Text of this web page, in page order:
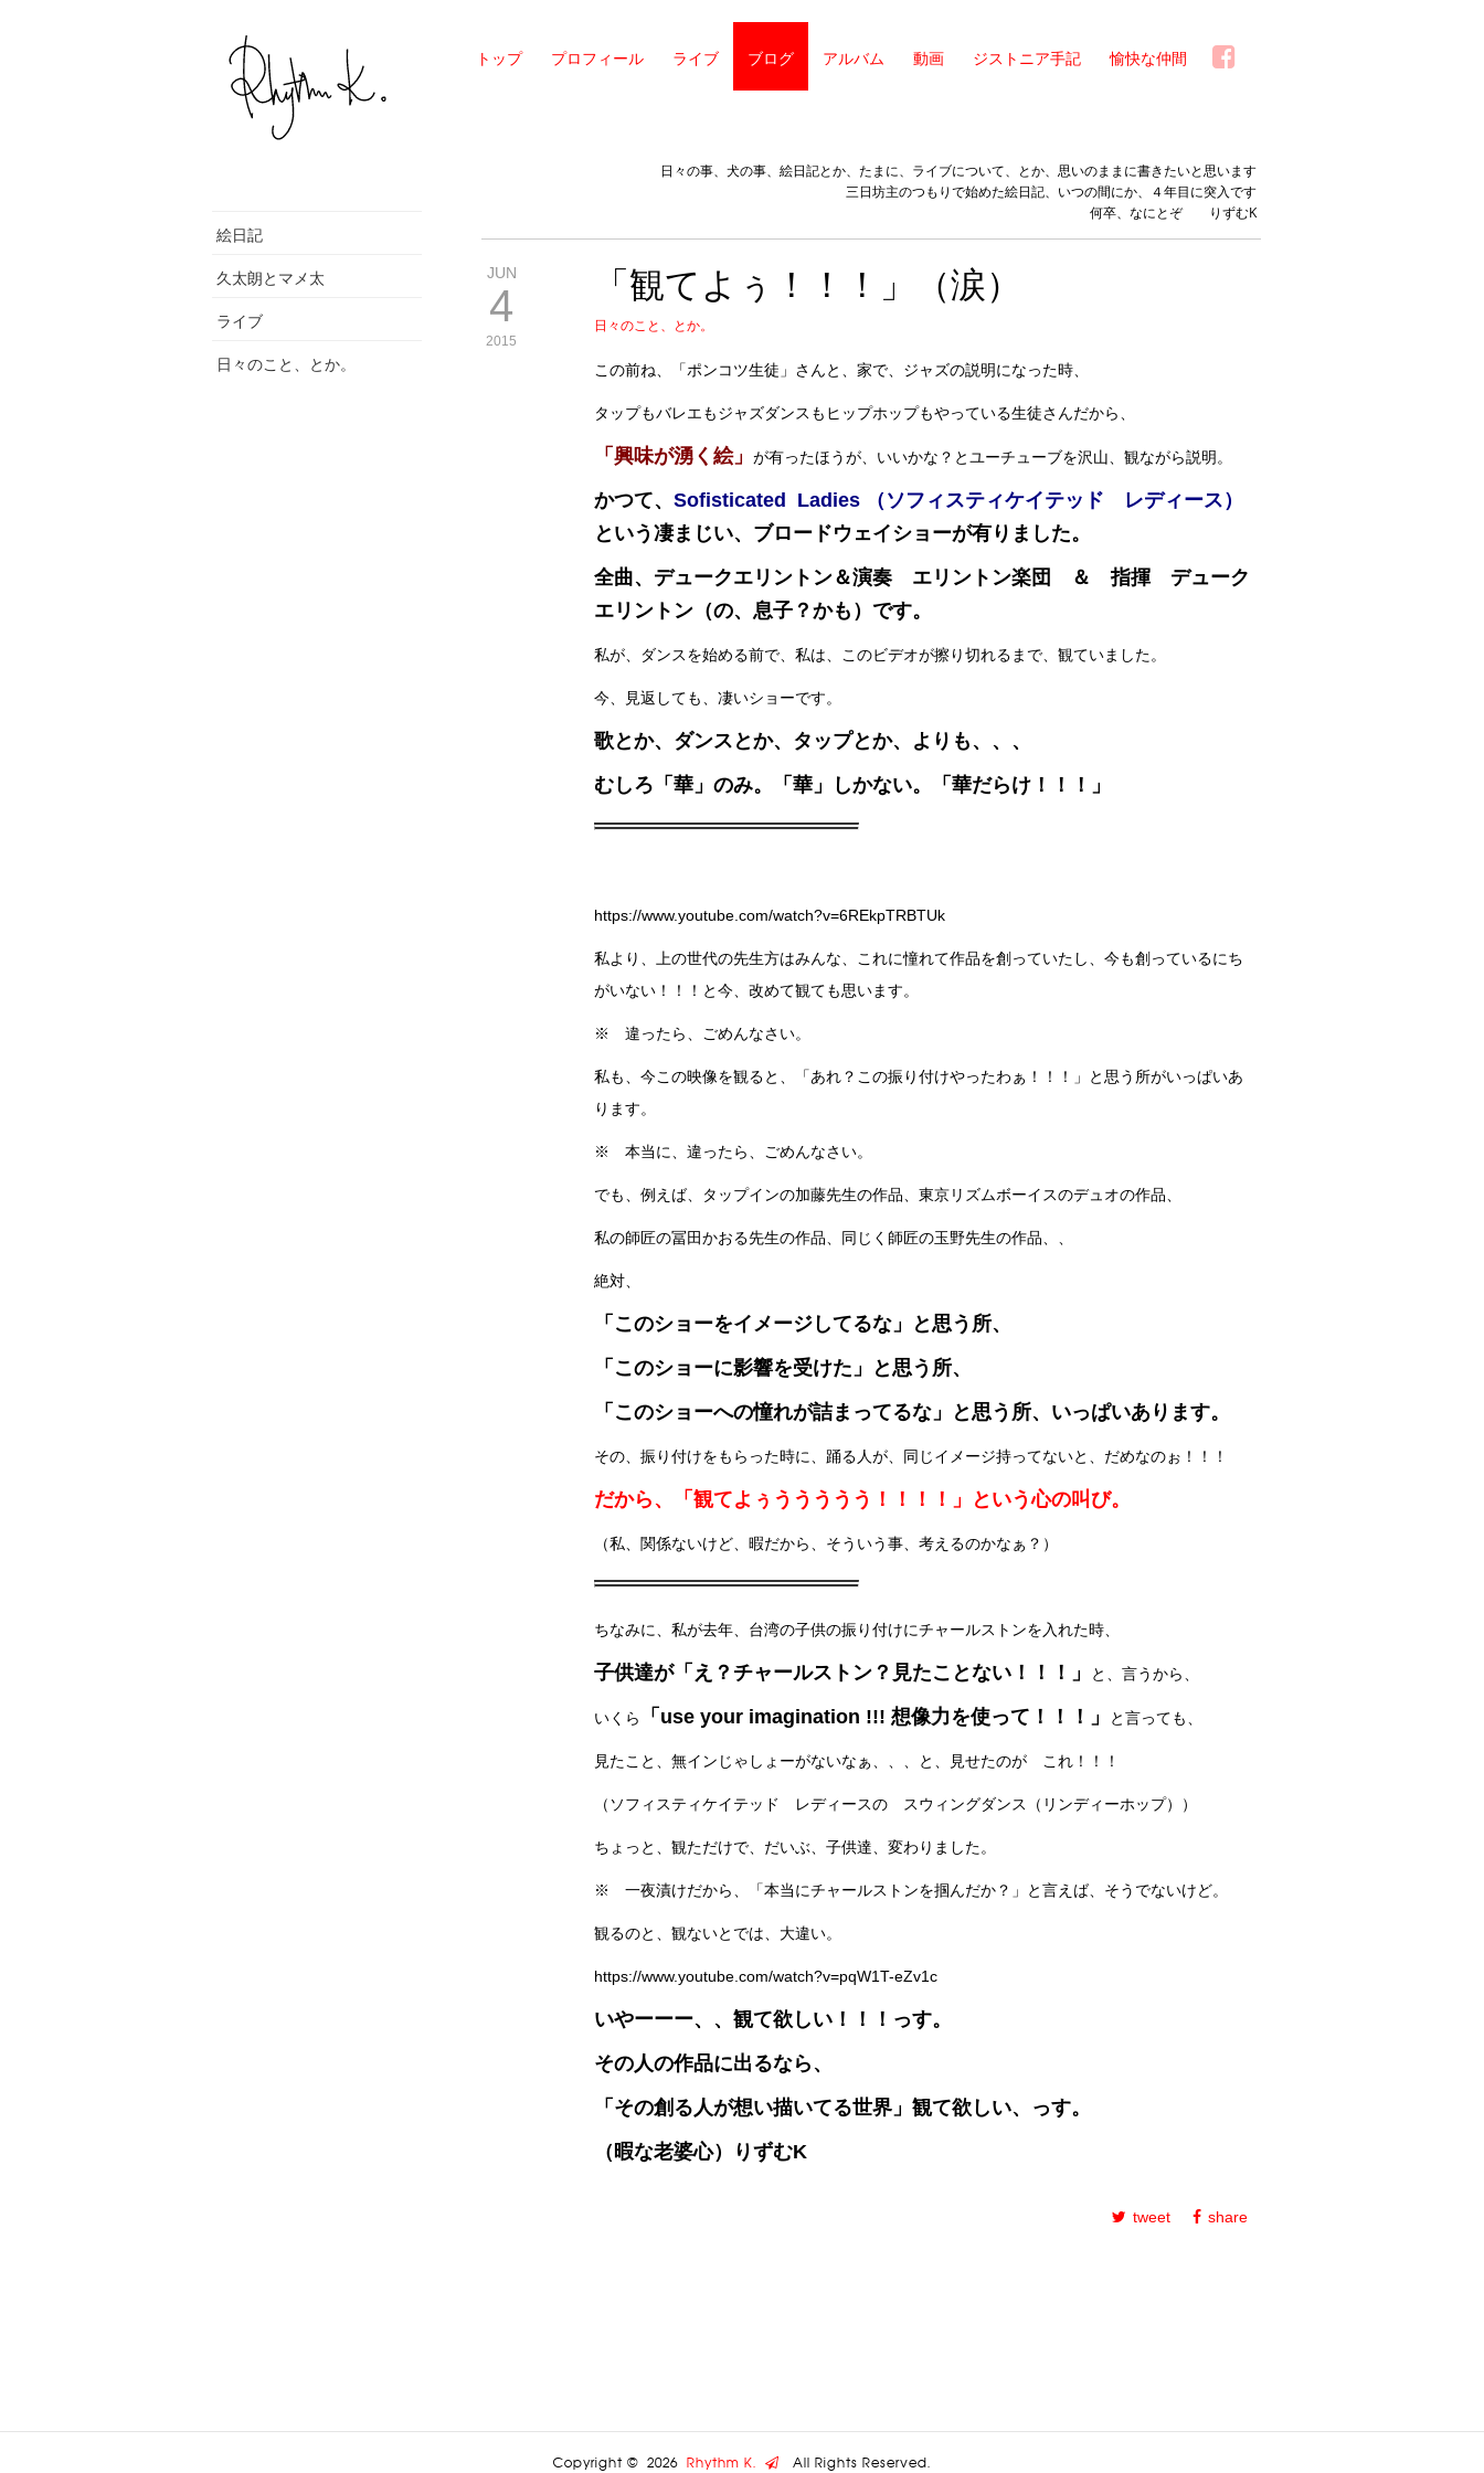
トップ プロフィール ライブ ブログ アルバム 動画 ジストニア手記 愉快な仲間
絵日記
久太朗とマメ太
ライブ
日々のこと、とか。
日々の事、犬の事、絵日記とか、たまに、ライブについて、とか、思いのままに書きたいと思います
三日坊主のつもりで始めた絵日記、いつの間にか、４年目に突入です
何卒、なにとぞ りずむK
JUN
4
2015
「観てよぅ！！！」（涙）
日々のこと、とか。
この前ね、「ポンコツ生徒」さんと、家で、ジャズの説明になった時、
タップもバレエもジャズダンスもヒップホップもやっている生徒さんだから、
「興味が湧く絵」 が有ったほうが、いいかな？とユーチューブを沢山、観ながら説明。
かつて、 Sofisticated Ladies （ソフィスティケイテッド レディース）
という凄まじい、ブロードウェイショーが有りました。
全曲、デュークエリントン＆演奏 エリントン楽団 ＆ 指揮 デューク
エリントン（の、息子？かも）です。
私が、ダンスを始める前で、私は、このビデオが擦り切れるまで、観ていました。
今、見返しても、凄いショーです。
歌とか、ダンスとか、タップとか、よりも、、、
むしろ「華」のみ。「華」しかない。「華だらけ！！！」
https://www.youtube.com/watch?v=6REkpTRBTUk
私より、上の世代の先生方はみんな、これに憧れて作品を創っていたし、今も創っているにち
がいない！！！と今、改めて観ても思います。
※ 違ったら、ごめんなさい。
私も、今この映像を観ると、「あれ？この振り付けやったわぁ！！！」と思う所がいっぱいあ
ります。
※ 本当に、違ったら、ごめんなさい。
でも、例えば、タップインの加藤先生の作品、東京リズムボーイスのデュオの作品、
私の師匠の冨田かおる先生の作品、同じく師匠の玉野先生の作品、、
絶対、
「このショーをイメージしてるな」と思う所、
「このショーに影響を受けた」と思う所、
「このショーへの憧れが詰まってるな」と思う所、いっぱいあります。
その、振り付けをもらった時に、踊る人が、同じイメージ持ってないと、だめなのぉ！！！
だから、「観てよぅううううう！！！！」という心の叫び。
（私、関係ないけど、暇だから、そういう事、考えるのかなぁ？）
ちなみに、私が去年、台湾の子供の振り付けにチャールストンを入れた時、
子供達が「え？チャールストン？見たことない！！！」 と、言うから、
いくら 「use your imagination !!! 想像力を使って！！！」 と言っても、
見たこと、無インじゃしょーがないなぁ、、、と、見せたのが これ！！！
（ソフィスティケイテッド レディースの スウィングダンス（リンディーホップ））
ちょっと、観ただけで、だいぶ、子供達、変わりました。
※ 一夜漬けだから、「本当にチャールストンを掴んだか？」と言えば、そうでないけど。
観るのと、観ないとでは、大違い。
https://www.youtube.com/watch?v=pqW1T-eZv1c
いやーーー、、観て欲しい！！！っす。
その人の作品に出るなら、
「その創る人が想い描いてる世界」観て欲しい、っす。
（暇な老婆心）りずむK
tweet share
Copyright © 2026 Rhythm K. All Rights Reserved.